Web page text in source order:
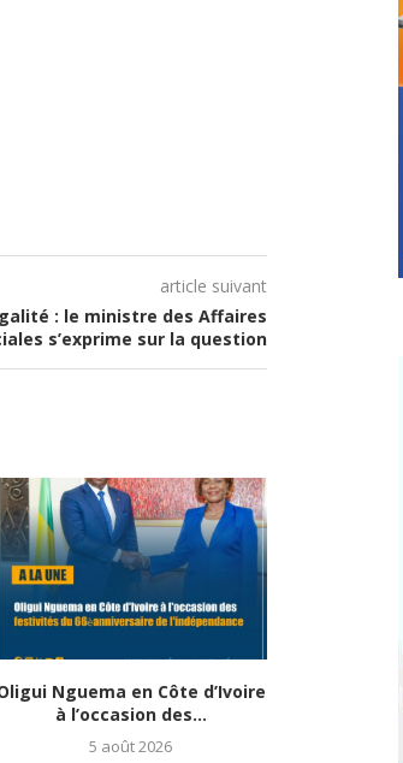
article suivant
: le ministre des Affaires
s’exprime sur la question
Nguema en Côte d’Ivoire
à l’occasion des...
5 août 2026